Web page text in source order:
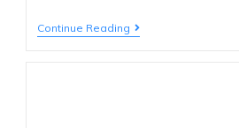
Continue Reading